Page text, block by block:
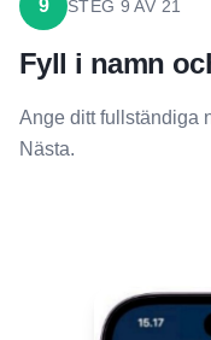
9 STEG 9 AV 21
Fyll i namn
Ange ditt fullständiga
Nästa.